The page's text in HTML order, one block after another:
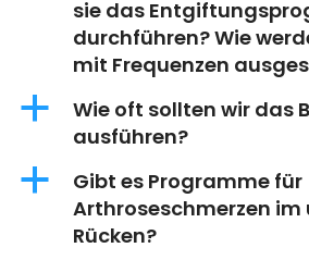
sie das
durchführen? Wie
mit Frequenzen
a
Wie oft sollten wir das
ausführen?
a
Gibt es Programme für
Arthroseschmerzen im
Rücken?